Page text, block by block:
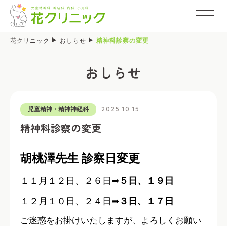
花クリニック おしらせ 精神科診察の変更
おしらせ
精神科診察の変更
胡桃澤先生 診察日変更
１１月１２日、２６日➡ ５日、１９日
１２月１０日、２４日➡ ３日、１７日
ご迷惑をお掛けいたしますが、よろしくお願い
児童精神・精神神経科 2025.10.15